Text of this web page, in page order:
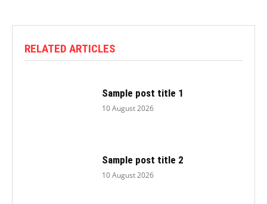
RELATED ARTICLES
Sample post title 1
10 August 2026
Sample post title 2
10 August 2026